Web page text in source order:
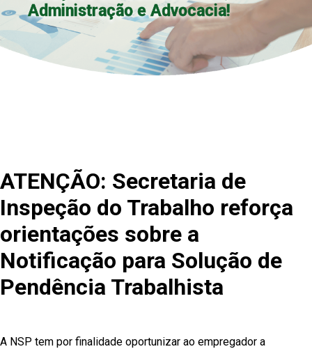
Administração e Advocacia!
ATENÇÃO: Secretaria de
Inspeção do Trabalho reforça
orientações sobre a
Notificação para Solução de
Pendência Trabalhista
A NSP tem por finalidade oportunizar ao empregador a